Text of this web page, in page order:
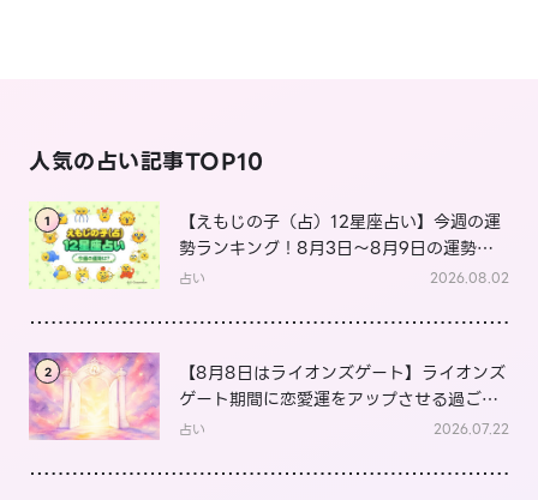
人気の占い記事TOP10
1
【えもじの子（占）12星座占い】今週の運
勢ランキング！8月3日～8月9日の運勢
は？
占い 2026.08.02
2
【8月8日はライオンズゲート】ライオンズ
ゲート期間に恋愛運をアップさせる過ごし
方は？
占い 2026.07.22